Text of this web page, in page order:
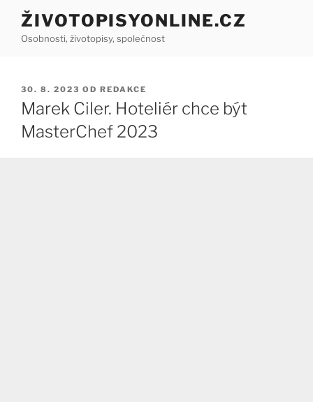
Přejít
obsahu
ŽIVOTOPISYONLINE.CZ
Osobnosti, životopisy, společnost
PUBLIKOVÁNO
30. 8. 2023 OD REDAKCE
Marek Ciler. Hoteliér chce být
MasterChef 2023